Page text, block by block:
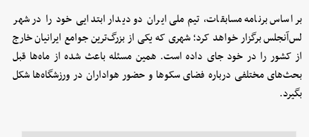
بر اساس برنامه مسابقات، تیم ملی ایران دو دیدار ابتدایی خود را در شهر
لس‌آنجلس برگزار خواهد کرد؛ شهری که یکی از بزرگ‌ترین جوامع ایرانیان خارج
از کشور را در خود جای داده است. همین مسئله باعث شده از ماه‌ها قبل
بحث‌های مختلفی درباره فضای سکوها و حضور هواداران در ورزشگاه‌ها شکل
بگیرد.